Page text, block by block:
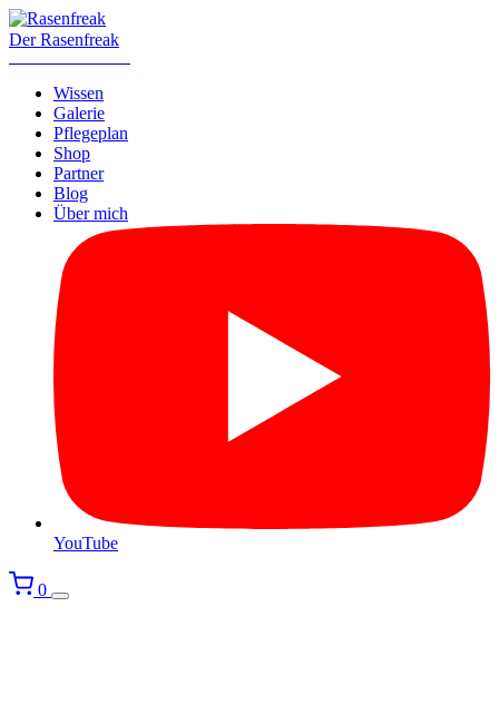
Der Rasenfreak
Wissen
Galerie
Pflegeplan
Shop
Partner
Blog
Über mich
YouTube
0